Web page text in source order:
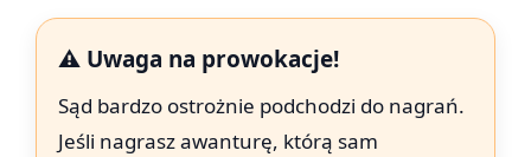
⚠️ Uwaga na prowokacje!
Sąd bardzo ostrożnie podchodzi do nagrań.
Jeśli nagrasz awanturę, którą sam